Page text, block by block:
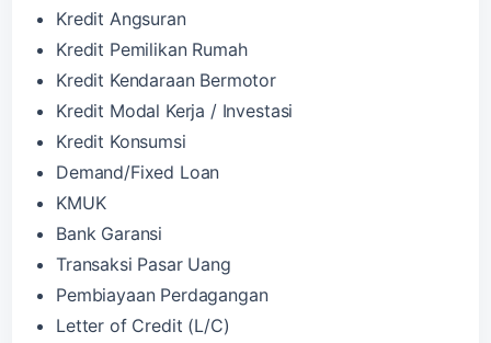
Kredit Angsuran
Kredit Pemilikan Rumah
Kredit Kendaraan Bermotor
Kredit Modal Kerja / Investasi
Kredit Konsumsi
Demand/Fixed Loan
KMUK
Bank Garansi
Transaksi Pasar Uang
Pembiayaan Perdagangan
Letter of Credit (L/C)